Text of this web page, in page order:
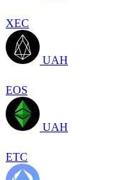
XEC
UAH
EOS
UAH
ETC